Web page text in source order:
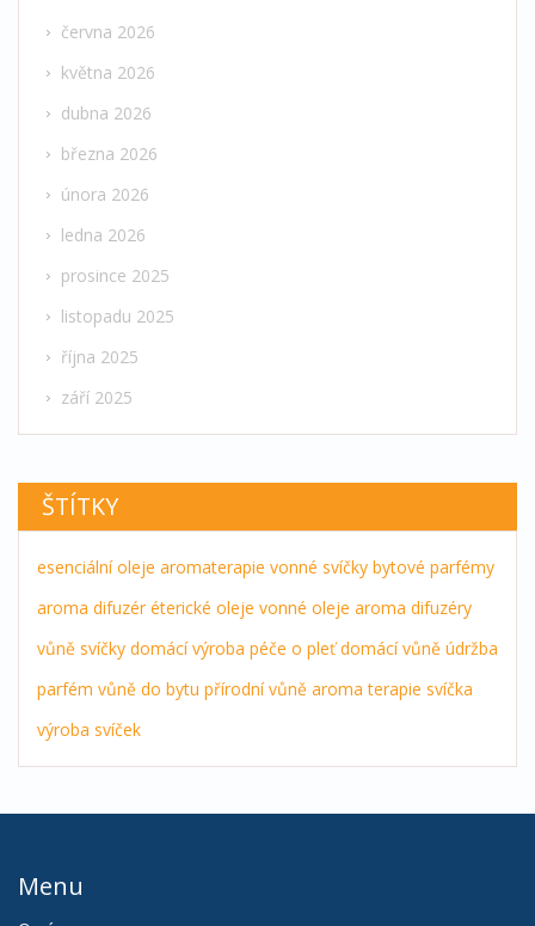
června 2026
května 2026
dubna 2026
března 2026
února 2026
ledna 2026
prosince 2025
listopadu 2025
října 2025
září 2025
ŠTÍTKY
esenciální oleje aromaterapie vonné svíčky bytové parfémy
aroma difuzér éterické oleje vonné oleje aroma difuzéry
vůně svíčky domácí výroba péče o pleť domácí vůně údržba
parfém vůně do bytu přírodní vůně aroma terapie svíčka
výroba svíček
Menu